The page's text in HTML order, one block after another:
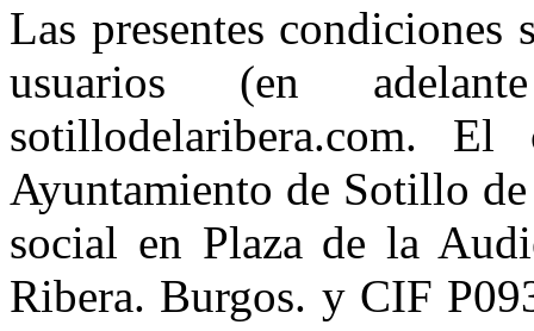
Las presentes condiciones
usuarios (en
sotillodelaribera.com.
Ayuntamiento de Sotillo
social en Plaza de la
Ribera. Burgos. y CIF